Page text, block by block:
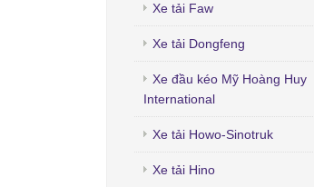
Xe tải Faw
Xe tải Dongfeng
Xe đầu kéo Mỹ Hoàng Huy
International
Xe tải Howo-Sinotruk
Xe tải Hino